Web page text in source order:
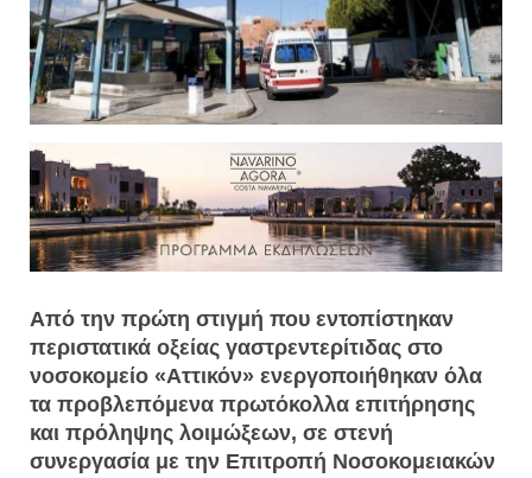
Από την πρώτη στιγμή που εντοπίστηκαν
περιστατικά οξείας γαστρεντερίτιδας στο
νοσοκομείο «Αττικόν» ενεργοποιήθηκαν όλα
τα προβλεπόμενα πρωτόκολλα επιτήρησης
και πρόληψης λοιμώξεων, σε στενή
συνεργασία με την Επιτροπή Νοσοκομειακών